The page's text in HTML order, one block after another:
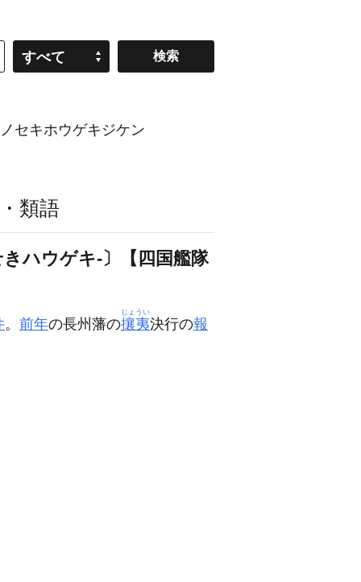
すべて
セキホウゲキジケン
類語
ハウゲキ‐〕【四国艦隊
。 前年の長州藩の攘夷
じょうい
決行の報